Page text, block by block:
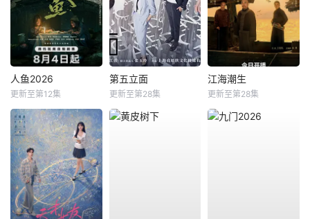
人鱼2026
更新至第12集
第五立面
更新至第28集
江海潮生
更新至第28集